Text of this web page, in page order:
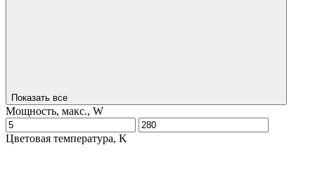
Показать все
Мощность, макс., W
Цветовая температура, K